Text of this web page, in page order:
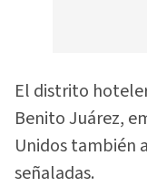
El distrito
Benito Juárez,
Unidos también
señaladas.